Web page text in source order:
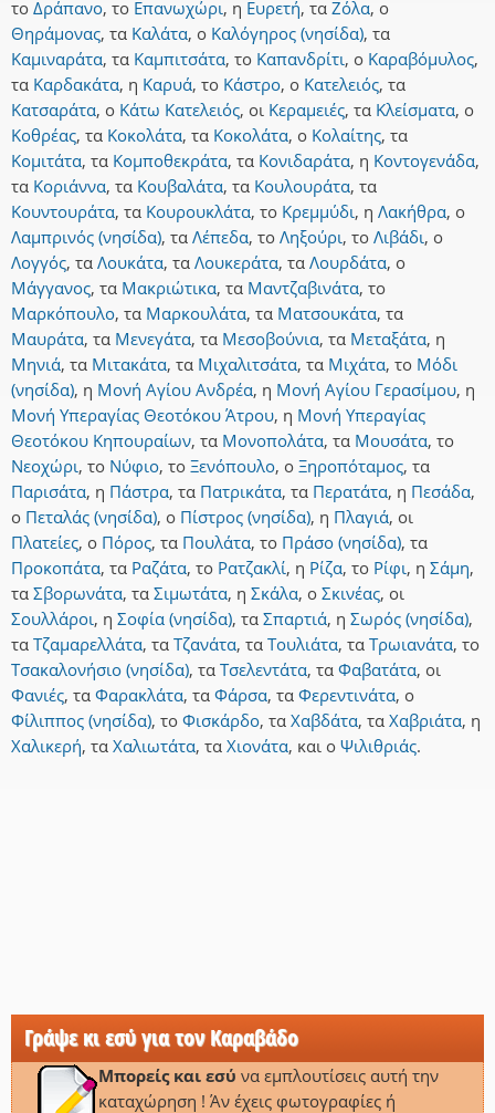
το Δράπανο, το Επανωχώρι, η Ευρετή, τα Ζόλα, ο
Θηράμονας, τα Καλάτα, ο Καλόγηρος (νησίδα), τα
Καμιναράτα, τα Καμπιτσάτα, το Καπανδρίτι, ο Καραβόμυλος,
τα Καρδακάτα, η Καρυά, το Κάστρο, ο Κατελειός, τα
Κατσαράτα, ο Κάτω Κατελειός, οι Κεραμειές, τα Κλείσματα, ο
Κοθρέας, τα Κοκολάτα, τα Κοκολάτα, ο Κολαίτης, τα
Κομιτάτα, τα Κομποθεκράτα, τα Κονιδαράτα, η Κοντογενάδα,
τα Κοριάννα, τα Κουβαλάτα, τα Κουλουράτα, τα
Κουντουράτα, τα Κουρουκλάτα, το Κρεμμύδι, η Λακήθρα, ο
Λαμπρινός (νησίδα), τα Λέπεδα, το Ληξούρι, το Λιβάδι, ο
Λογγός, τα Λουκάτα, τα Λουκεράτα, τα Λουρδάτα, ο
Μάγγανος, τα Μακριώτικα, τα Μαντζαβινάτα, το
Μαρκόπουλο, τα Μαρκουλάτα, τα Ματσουκάτα, τα
Μαυράτα, τα Μενεγάτα, τα Μεσοβούνια, τα Μεταξάτα, η
Μηνιά, τα Μιτακάτα, τα Μιχαλιτσάτα, τα Μιχάτα, το Μόδι
(νησίδα), η Μονή Αγίου Ανδρέα, η Μονή Αγίου Γερασίμου, η
Μονή Υπεραγίας Θεοτόκου Άτρου, η Μονή Υπεραγίας
Θεοτόκου Κηπουραίων, τα Μονοπολάτα, τα Μουσάτα, το
Νεοχώρι, το Νύφιο, το Ξενόπουλο, ο Ξηροπόταμος, τα
Παρισάτα, η Πάστρα, τα Πατρικάτα, τα Περατάτα, η Πεσάδα,
ο Πεταλάς (νησίδα), ο Πίστρος (νησίδα), η Πλαγιά, οι
Πλατείες, ο Πόρος, τα Πουλάτα, το Πράσο (νησίδα), τα
Προκοπάτα, τα Ραζάτα, το Ρατζακλί, η Ρίζα, το Ρίφι, η Σάμη,
τα Σβορωνάτα, τα Σιμωτάτα, η Σκάλα, ο Σκινέας, οι
Σουλλάροι, η Σοφία (νησίδα), τα Σπαρτιά, η Σωρός (νησίδα),
τα Τζαμαρελλάτα, τα Τζανάτα, τα Τουλιάτα, τα Τρωιανάτα, το
Τσακαλονήσιο (νησίδα), τα Τσελεντάτα, τα Φαβατάτα, οι
Φανιές, τα Φαρακλάτα, τα Φάρσα, τα Φερεντινάτα, ο
Φίλιππος (νησίδα), το Φισκάρδο, τα Χαβδάτα, τα Χαβριάτα, η
Χαλικερή, τα Χαλιωτάτα, τα Χιονάτα, και ο Ψιλιθριάς.
Γράψε κι εσύ για τον Καραβάδο
Μπορείς και εσύ να εμπλουτίσεις αυτή την
καταχώρηση ! Άν έχεις φωτογραφίες ή